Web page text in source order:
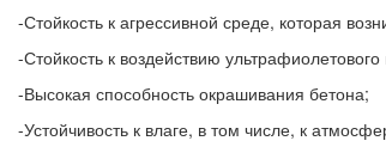
-Стойкость к агрессивной среде, которая
-Стойкость к воздействию ультрафиолетового
-Высокая способность окрашивания бетона;
-Устойчивость к влаге, в том числе, к